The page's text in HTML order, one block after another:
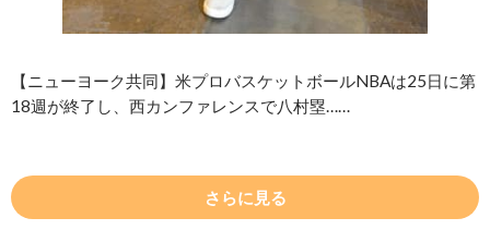
【ニューヨーク共同】米プロバスケットボールNBAは25日に第
18週が終了し、西カンファレンスで八村塁……
さらに見る